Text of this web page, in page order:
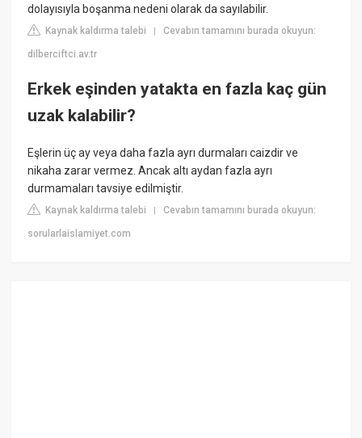
dolayısıyla boşanma nedeni olarak da sayılabilir.
Kaynak kaldırma talebi |Cevabın tamamını burada okuyun:
dilberciftci.av.tr
Erkek eşinden yatakta en fazla kaç gün
uzak kalabilir?
Eşlerin üç ay veya daha fazla ayrı durmaları caizdir ve
nikaha zarar vermez. Ancak altı aydan fazla ayrı
durmamaları tavsiye edilmiştir.
Kaynak kaldırma talebi |Cevabın tamamını burada okuyun:
sorularlaislamiyet.com